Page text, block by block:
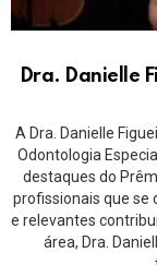
Dra. Danielle
A Dra. Danielle
Odontologia
destaques do
profissionais que se
e relevantes
área, Dra.